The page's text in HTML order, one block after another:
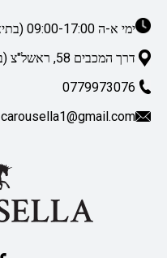
ימי א-ה 09:00-17:00 (בתיאום מראש) יום ו' וערבי חג (סגור)
דרך המכבים 58, ראשל"צ (בניין ehouse קומה 2)
0779973076
carousella1@gmail.com